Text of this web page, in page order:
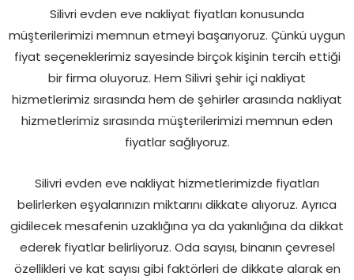
Silivri evden eve nakliyat fiyatları konusunda
müşterilerimizi memnun etmeyi başarıyoruz. Çünkü uygun
fiyat seçeneklerimiz sayesinde birçok kişinin tercih ettiği
bir firma oluyoruz. Hem Silivri şehir içi nakliyat
hizmetlerimiz sırasında hem de şehirler arasında nakliyat
hizmetlerimiz sırasında müşterilerimizi memnun eden
fiyatlar sağlıyoruz.
Silivri evden eve nakliyat hizmetlerimizde fiyatları
belirlerken eşyalarınızın miktarını dikkate alıyoruz. Ayrıca
gidilecek mesafenin uzaklığına ya da yakınlığına da dikkat
ederek fiyatlar belirliyoruz. Oda sayısı, binanın çevresel
özellikleri ve kat sayısı gibi faktörleri de dikkate alarak en